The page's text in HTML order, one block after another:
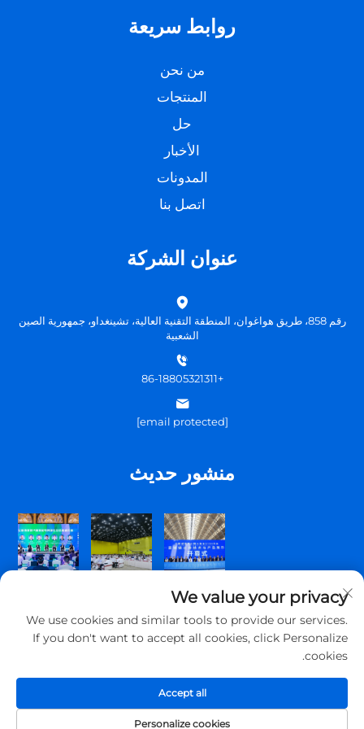
روابط سريعة
من نحن
المنتجات
حل
الأخبار
المدونات
اتصل بنا
عنوان الشركة
رقم 858، طريق هواغوان، المنطقة التقنية العالية، تشينغداو، جمهورية الصين
الشعبية
+86-18805321311
[email protected]
منشور حديث
المحدودة. جميع الحقوق محفوظة.
سياسة الخصوصية
We value your privacy
We use cookies and similar tools to provide our services.
If you don't want to accept all cookies, click Personalize
cookies.
Personalize cookies
Accept all